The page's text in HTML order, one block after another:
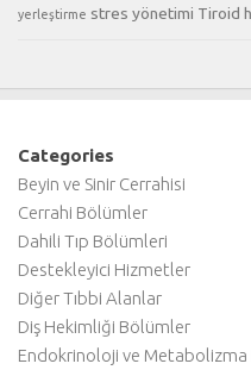
yerleştirme stres yönetimi Tiroid
Categories
Beyin ve Sinir Cerrahisi
Cerrahi Bölümler
Dahili Tıp Bölümleri
Destekleyici Hizmetler
Diğer Tıbbi Alanlar
Diş Hekimliği Bölümler
Endokrinoloji ve Metabolizma